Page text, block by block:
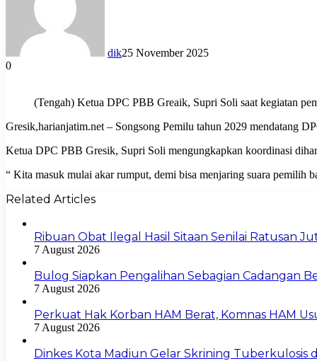
dik25 November 2025
0
(Tengah) Ketua DPC PBB Greaik, Supri Soli saat kegiatan
Gresik,harianjatim.net – Songsong Pemilu tahun 2029 mendatang
Ketua DPC PBB Gresik, Supri Soli mengungkapkan koordinasi
“ Kita masuk mulai akar rumput, demi bisa menjaring suara pemilih
Related Articles
Ribuan Obat Ilegal Hasil Sitaan Senilai Ratusan
7 August 2026
Bulog Siapkan Pengalihan Sebagian Cadangan
7 August 2026
Perkuat Hak Korban HAM Berat, Komnas HAM
7 August 2026
Dinkes Kota Madiun Gelar Skrining Tuberkulosis